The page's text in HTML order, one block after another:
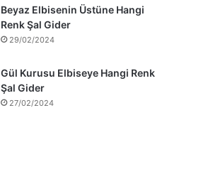
Beyaz Elbisenin Üstüne Hangi
Renk Şal Gider
29/02/2024
Gül Kurusu Elbiseye Hangi Renk
Şal Gider
27/02/2024